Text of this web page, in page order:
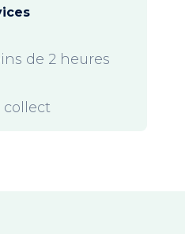
de 2 heures
collect